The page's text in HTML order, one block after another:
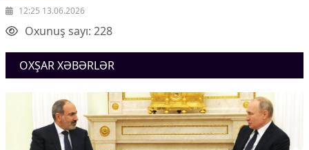
12:25 13.06.2026
Oxunuş sayı: 228
OXŞAR XƏBƏRLƏR